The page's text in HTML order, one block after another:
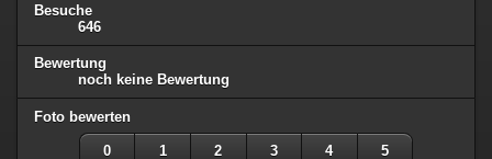
Besuche
646
Bewertung
noch keine Bewertung
Foto bewerten
0 1 2 3 4 5